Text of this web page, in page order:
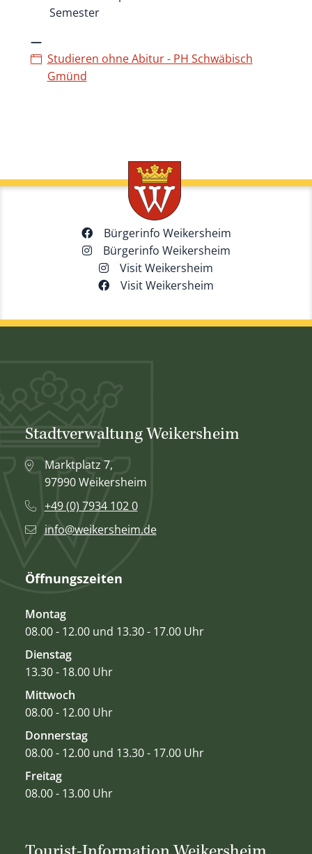
Semester
Studieren ohne Abitur - PH Schwäbisch
Gmünd
Bürgerinfo Weikersheim
Bürgerinfo Weikersheim
Visit Weikersheim
Visit Weikersheim
Stadtverwaltung Weikersheim
Marktplatz 7,
97990 Weikersheim
+49 (0) 7934 102 0
info@weikersheim.de
Öffnungszeiten
Montag
08.00 - 12.00 und 13.30 - 17.00 Uhr
Dienstag
13.30 - 18.00 Uhr
Mittwoch
08.00 - 12.00 Uhr
Donnerstag
08.00 - 12.00 und 13.30 - 17.00 Uhr
Freitag
08.00 - 13.00 Uhr